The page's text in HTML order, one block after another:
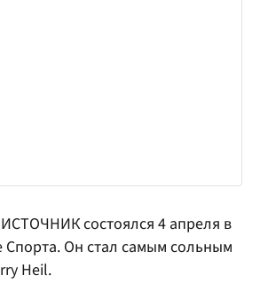
состоялся 4 апреля в
Спорта. Он стал самым сольным
Heil.